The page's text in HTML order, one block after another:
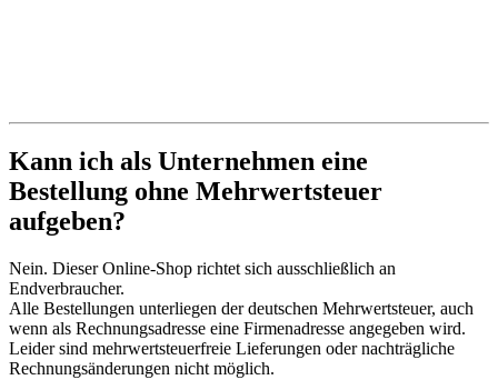
Kann ich als Unternehmen eine
Bestellung ohne Mehrwertsteuer
aufgeben?
Nein. Dieser Online-Shop richtet sich ausschließlich an
Endverbraucher.
Alle Bestellungen unterliegen der deutschen Mehrwertsteuer, auch
wenn als Rechnungsadresse eine Firmenadresse angegeben wird.
Leider sind mehrwertsteuerfreie Lieferungen oder nachträgliche
Rechnungsänderungen nicht möglich.